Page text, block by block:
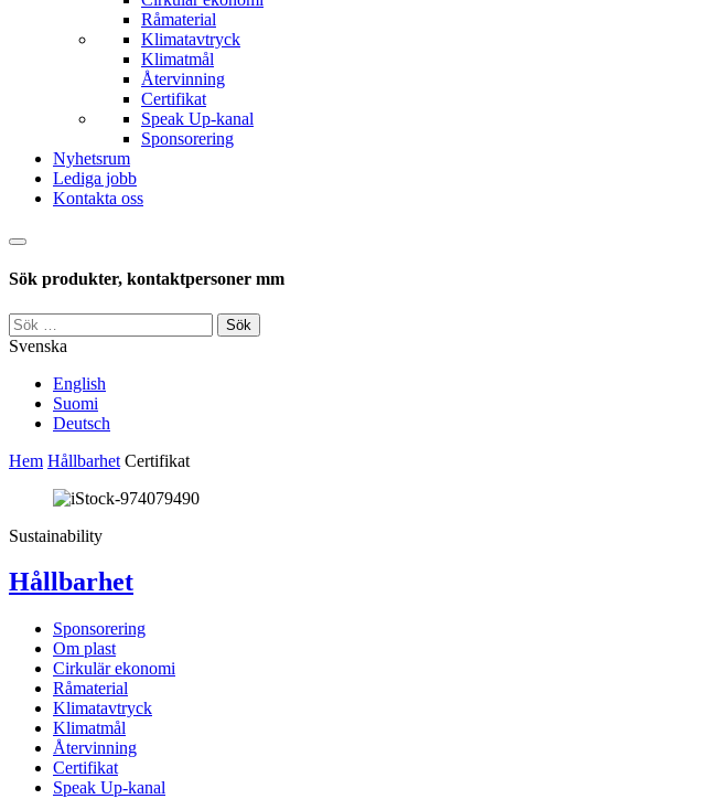
Råmaterial
Klimatavtryck
Klimatmål
Återvinning
Certifikat
Speak Up-kanal
Sponsorering
Nyhetsrum
Lediga jobb
Kontakta oss
Sök
Sök produkter, kontaktpersoner mm
Sök
efter:
Svenska
English
Suomi
Deutsch
Hem Hållbarhet Certifikat
Sustainability
Hållbarhet
Sponsorering
Om plast
Cirkulär ekonomi
Råmaterial
Klimatavtryck
Klimatmål
Återvinning
Certifikat
Speak Up-kanal